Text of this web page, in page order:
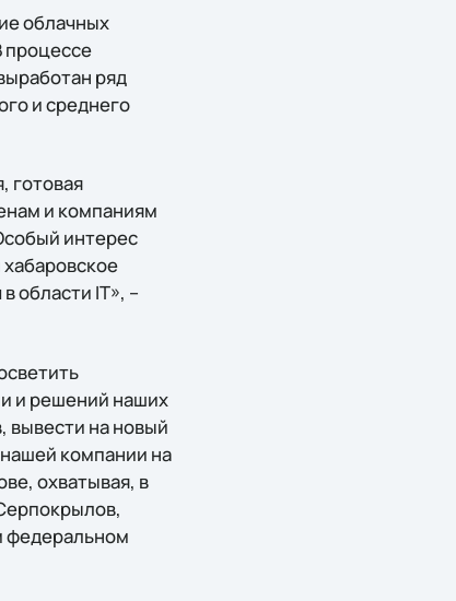
облачных
процессе
ряд
и среднего
готовая
и компаниям
интерес
области IT», –
и решений наших
вывести на новый
компании на
охватывая, в
федеральном